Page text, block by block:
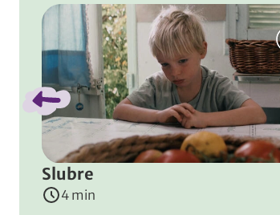
Spring bånd over
Slubre
4 min